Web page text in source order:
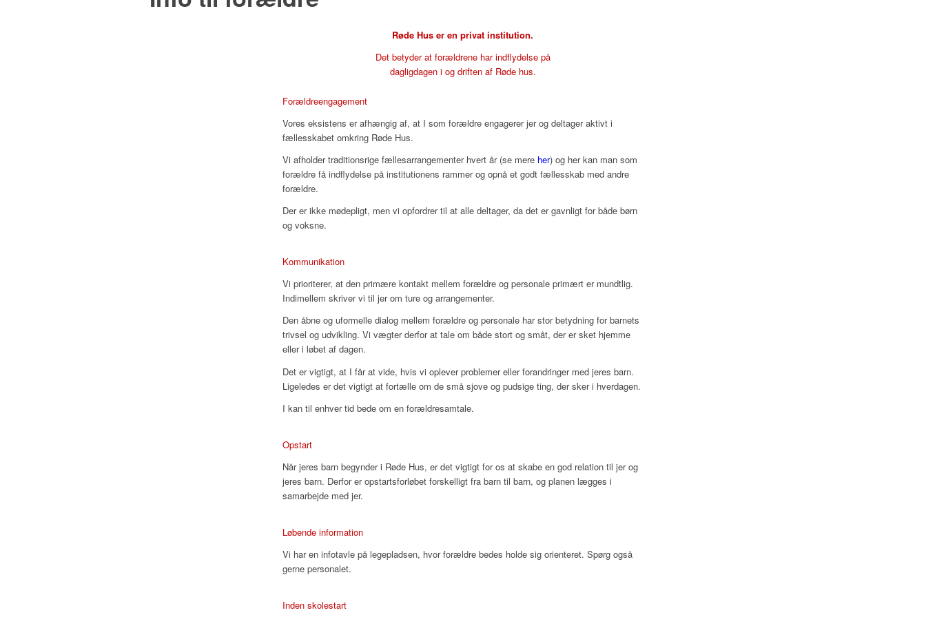
Røde Hus er en privat institution.
Det betyder at forældrene har indflydelse på
dagligdagen i og driften af Røde hus.
Forældreengagement
Vores eksistens er afhængig af, at I som forældre engagerer jer og deltager aktivt i
fællesskabet omkring Røde Hus.
Vi afholder traditionsrige fællesarrangementer hvert år (se mere her) og her kan man som
forældre få indflydelse på institutionens rammer og opnå et godt fællesskab med andre
forældre.
Der er ikke mødepligt, men vi opfordrer til at alle deltager, da det er gavnligt for både børn
og voksne.
Kommunikation
Vi prioriterer, at den primære kontakt mellem forældre og personale primært er mundtlig.
Indimellem skriver vi til jer om ture og arrangementer.
Den åbne og uformelle dialog mellem forældre og personale har stor betydning for barnets
trivsel og udvikling. Vi vægter derfor at tale om både stort og småt, der er sket hjemme
eller i løbet af dagen.
Det er vigtigt, at I får at vide, hvis vi oplever problemer eller forandringer med jeres barn.
Ligeledes er det vigtigt at fortælle om de små sjove og pudsige ting, der sker i hverdagen.
I kan til enhver tid bede om en forældresamtale.
Opstart
Når jeres barn begynder i Røde Hus, er det vigtigt for os at skabe en god relation til jer og
jeres barn. Derfor er opstartsforløbet forskelligt fra barn til barn, og planen lægges i
samarbejde med jer.
Løbende information
Vi har en infotavle på legepladsen, hvor forældre bedes holde sig orienteret. Spørg også
gerne personalet.
Inden skolestart